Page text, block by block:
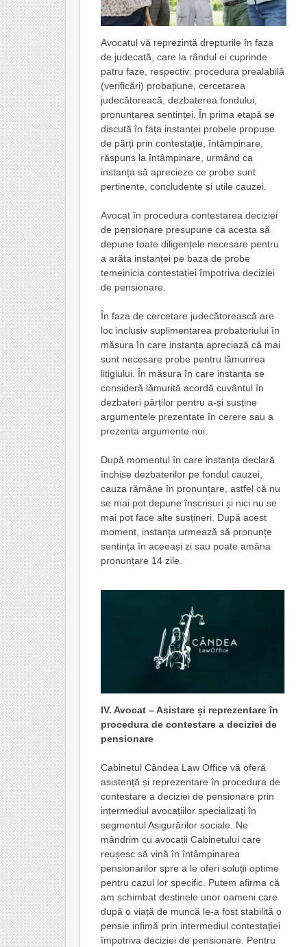
Avocatul vă reprezintă drepturile în faza
de judecată, care la rândul ei cuprinde
patru faze, respectiv: procedura prealabilă
(verificări) probațiune, cercetarea
judecătoreacă, dezbaterea fondului,
pronunțarea sentinței. În prima etapă se
discută în fața instanței probele propuse
de părți prin contestație, întâmpinare,
răspuns la întâmpinare, urmând ca
instanța să aprecieze ce probe sunt
pertinente, concludente și utile cauzei.
Avocat în procedura contestarea deciziei
de pensionare presupune ca acesta să
depune toate diligențele necesare pentru
a arăta instanței pe baza de probe
temeinicia contestației împotriva deciziei
de pensionare.
În faza de cercetare judecătorească are
loc inclusiv suplimentarea probatoriului în
măsura în care instanța apreciază că mai
sunt necesare probe pentru lămurirea
litigiului. În măsura în care instanța se
consideră lămurită acordă cuvântul în
dezbateri părților pentru a-și susține
argumentele prezentate în cerere sau a
prezenta argumente noi.
După momentul în care instanța declară
închise dezbaterilor pe fondul cauzei,
cauza rămâne în pronunțare, astfel că nu
se mai pot depune înscrisuri și nici nu se
mai pot face alte susțineri. După acest
moment, instanța urmează să pronunțe
sentința în aceeași zi sau poate amâna
pronunțare 14 zile.
IV. Avocat – Asistare și reprezentare în
procedura de contestare a deciziei de
pensionare
Cabinetul Cândea Law Office vă oferă
asistență și reprezentare în procedura de
contestare a deciziei de pensionare prin
intermediul avocațiilor specializați în
segmentul Asigurărilor sociale. Ne
mândrim cu avocații Cabinetului care
reușesc să vină în întâmpinarea
pensionarilor spre a le oferi soluții optime
pentru cazul lor specific. Putem afirma că
am schimbat destinele unor oameni care
după o viață de muncă le-a fost stabilită o
pensie infimă prin intermediul contestației
împotriva deciziei de pensionare. Pentru